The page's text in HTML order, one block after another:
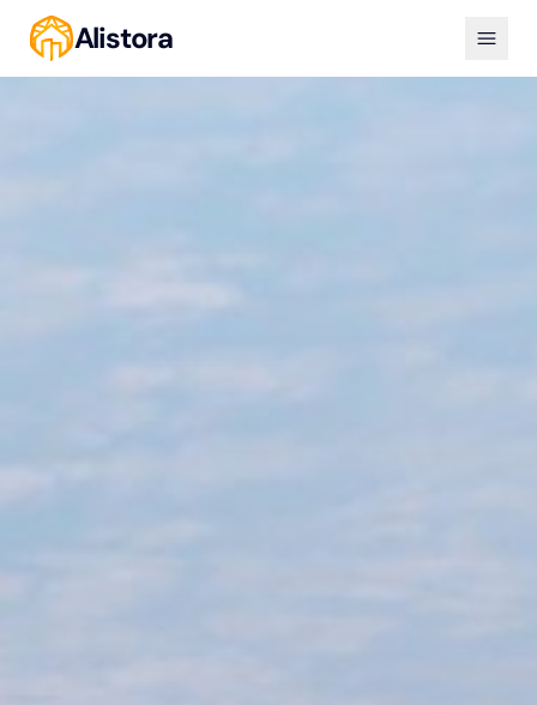
Alistora